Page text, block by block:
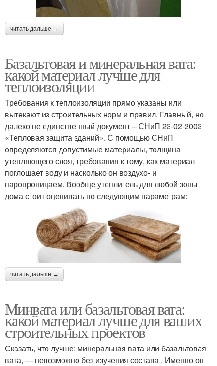
читать дальше →
Базальтовая и минеральная вата:
какой материал лучше для
теплоизоляции
Требования к теплоизоляции прямо указаны или
вытекают из строительных норм и правил. Главный, но
далеко не единственный документ – СНиП 23-02-2003
«Тепловая защита зданий». С помощью СНиП
определяются допустимые материалы, толщина
утепляющего слоя, требования к тому, как материал
поглощает воду и насколько он воздухо- и
паропроницаем. Вообще утеплитель для любой зоны
дома стоит оценивать по следующим параметрам:
читать дальше →
Минвата или базальтовая вата:
какой материал лучше для ваших
строительных проектов
Сказать, что лучше: минеральная вата или базальтовая
вата, — невозможно без изучения состава . Именно он